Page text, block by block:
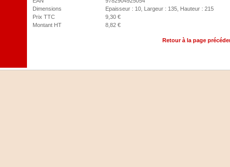
Dimensions
Epaisseur : 10, Largeur : 135, Hauteur : 215
Prix TTC
9,30 €
Montant HT
8,82 €
Retour à la page